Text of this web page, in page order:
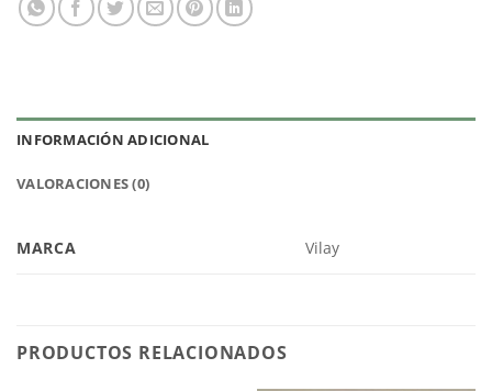
INFORMACIÓN ADICIONAL
VALORACIONES (0)
MARCA Vilay
PRODUCTOS RELACIONADOS